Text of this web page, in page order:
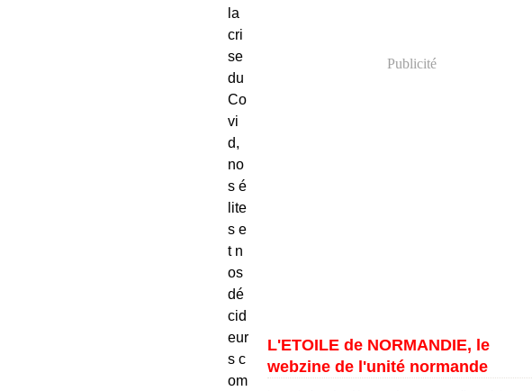
la
cri
se
du
Co
vi
d,
no
s é
lite
s e
t n
os
dé
cid
eur
s c
om
Publicité
L'ETOILE de NORMANDIE, le
webzine de l'unité normande